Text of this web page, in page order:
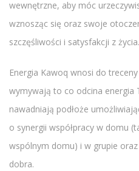
wewnętrzne, aby móc
wznosząc się oraz swoje
szczęśliwości i satysfakcji z życia.
Energia Kawoq wnosi do treceny
wymywają to co odcina energia
nawadniają podłoże
o synergii współpracy w domu
wspólnym domu) i w grupie
dobra.